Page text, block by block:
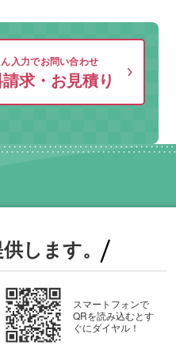
入力でお問い合わせ
求・お見積り
します。
スマートフォンで
QRを読み込むとす
ぐにダイヤル！